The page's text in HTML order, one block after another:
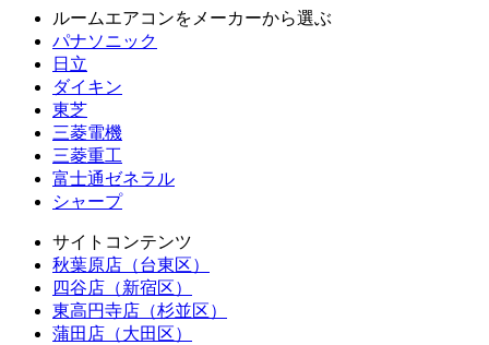
ルームエアコンをメーカーから選ぶ
パナソニック
日立
ダイキン
東芝
三菱電機
三菱重工
富士通ゼネラル
シャープ
サイトコンテンツ
秋葉原店（台東区）
四谷店（新宿区）
東高円寺店（杉並区）
蒲田店（大田区）